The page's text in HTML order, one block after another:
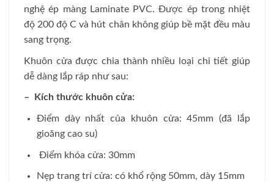
nghệ ép màng Laminate PVC. Được ép trong nhiệt
độ 200 độ C và hút chân không giúp bề mặt đều màu
sang trọng.
Khuôn cửa được chia thành nhiều loại chi tiết giúp
dễ dàng lắp ráp như sau:
– Kích thước khuôn cửa:
Điểm dày nhất của khuôn cửa: 45mm (đã lắp
gioăng cao su)
Điểm khóa cửa: 30mm
Nẹp trang trí cửa: có khổ rộng 50mm, dày 15mm